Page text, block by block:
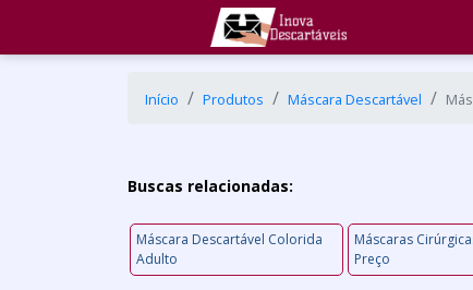
Início Produtos Máscara Descartável
Buscas relacionadas:
Máscara Descartável Colorida
Adulto
Máscaras
Preço